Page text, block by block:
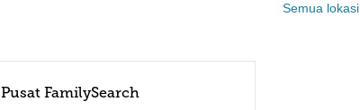
Semua lokasi
Pusat FamilySearch